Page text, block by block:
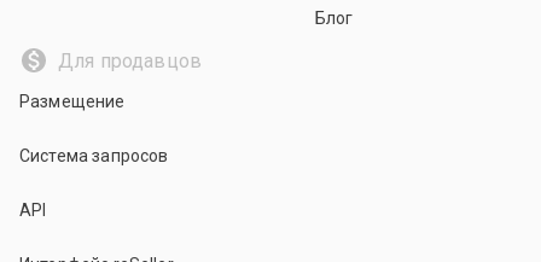
Блог
Для продавцов
Размещение
Система запросов
API